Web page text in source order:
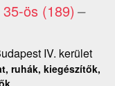
ös (189) –
IV. kerület
ruhák, kiegészítők,